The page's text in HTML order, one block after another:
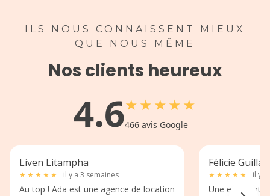
ILS NOUS CONNAISSENT MIEUX
QUE NOUS MÊME
Nos clients heureux
4.6★★★★★
466avis Google
Liven Litampha
★ ★ ★ ★ ★ il y a 3 semaines
Au top ! Ada est une agence de location
Félicie
★ ★ ★ ★ ★ il y
Une excellente